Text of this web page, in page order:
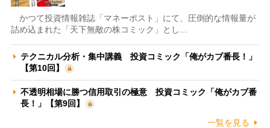
かつて投資情報雑誌「マネーポスト」にて、圧倒的な情報量が
詰め込まれた「天下無敵の株コミック」とし…
テクニカル分析・集中講義 投資コミック「俺がカブ番長！」
【第10回】
不透明相場に勝つ信用取引の極意 投資コミック「俺がカブ番
長！」【第9回】
一覧を見る